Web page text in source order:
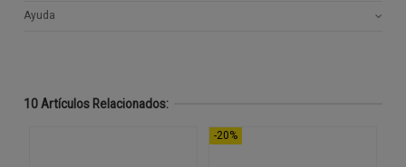
Ayuda
10 Artículos Relacionados:
-20%